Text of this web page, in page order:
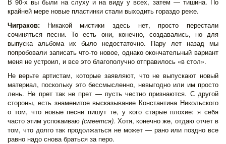
крайней мере новые пластинки стали выходить гораздо реже.
Чиграков:Никакой мистики здесь нет, просто перестали
сочиняться песни. То есть они, конечно, создавались, но для
выпуска альбома их было недостаточно. Пару лет назад мы
попробовали записать что-то новое, однако окончательный вариант
меня не устроил, и все это благополучно отправилось «в стол».
Не верьте артистам, которые заявляют, что не выпускают новый
материал, поскольку это бессмысленно, невыгодно или им просто
лень. Не прет так не прет — пусть честно признаются. С другой
стороны, есть знаменитое высказывание Константина Никольского
о том, что новые песни пишут те, у кого старые плохие: я себя
часто этим успокаиваю(смеется). Хотя, конечно же, отдаю отчет в
том, что долго так продолжаться не может — рано или поздно все
равно надо снова браться за перо.